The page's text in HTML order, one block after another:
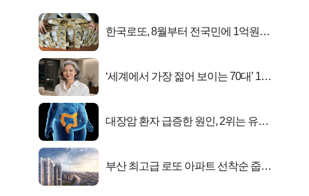
한국로또, 8월부터 전국민에 1억원씩
‘세계에서 가장 젊어 보이는 70대’ 1위
대장암 환자 급증한 원인, 2위는 유산
부산 최고급 로또 아파트 선착순 줍줍